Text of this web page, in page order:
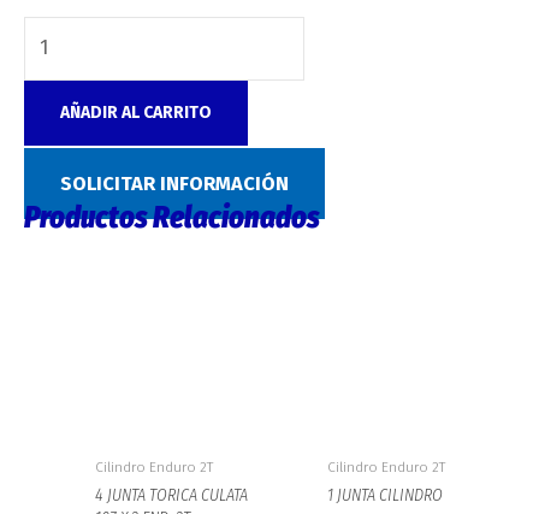
AÑADIR AL CARRITO
SOLICITAR INFORMACIÓN
Productos Relacionados
Cilindro Enduro 2T
4 JUNTA TORICA CULATA
Cilindro Enduro 2T
1 JUNTA CILINDRO